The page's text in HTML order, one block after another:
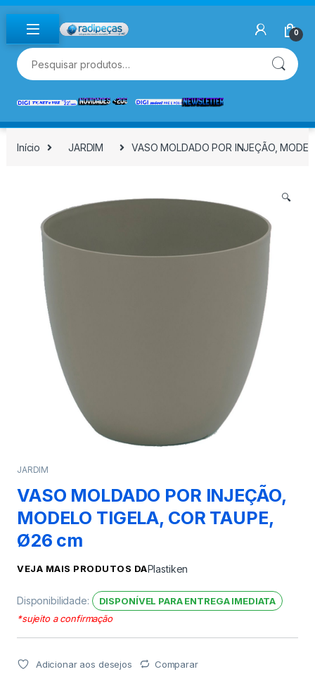
Skip to navigation
Skip to content
0
Pesquisar por:
Início JARDIM VASO MOLDADO POR INJEÇÃO,
🔍
JARDIM
VASO MOLDADO POR INJEÇÃO,
MODELO TIGELA, COR TAUPE,
Ø26 cm
VEJA MAIS PRODUTOS DAPlastiken
Disponibilidade:
DISPONÍVEL PARA ENTREGA IMEDIATA
*sujeito a confirmação
Adicionar aos desejos Comparar